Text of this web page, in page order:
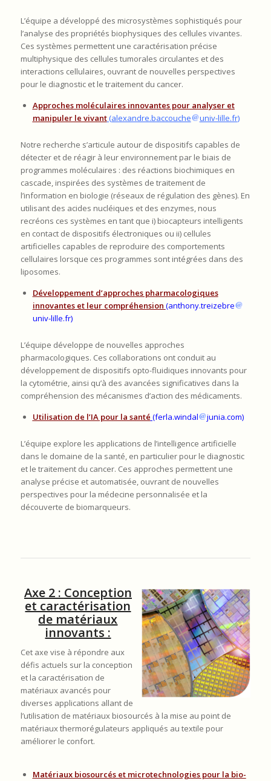
L’équipe a développé des microsystèmes sophistiqués pour
l’analyse des propriétés biophysiques des cellules vivantes.
Ces systèmes permettent une caractérisation précise
multiphysique des cellules tumorales circulantes et des
interactions cellulaires, ouvrant de nouvelles perspectives
pour le diagnostic et le traitement du cancer.
Approchesmoléculaires innovantes pour analyser et
manipuler le vivant(alexandre.baccouche univ-lille.fr)
Notre recherche s’articule autour de dispositifs capables de
détecter et de réagir à leur environnement par le biais de
programmes moléculaires : des réactions biochimiques en
cascade, inspirées des systèmes de traitement de
l’information en biologie (réseaux de régulation des gènes). En
utilisant des acides nucléiques et des enzymes, nous
recréons ces systèmes en tant que i) biocapteurs intelligents
en contact de dispositifs électroniques ou ii) cellules
artificielles capables de reproduire des comportements
cellulaires lorsque ces programmes sont intégrées dans des
liposomes.
Développement d’approches pharmacologiques
innovantes et leur compréhension (anthony.treizebre
univ-lille.fr)
L’équipe développe de nouvelles approches
pharmacologiques. Ces collaborations ont conduit au
développement de dispositifs opto-fluidiques innovants pour
la cytométrie, ainsi qu’à des avancées significatives dans la
compréhension des mécanismes d’action des médicaments.
Utilisation de l’IA pour la santé (ferla.windal junia.com)
L’équipe explore les applications de l’intelligence artificielle
dans le domaine de la santé, en particulier pour le diagnostic
et le traitement du cancer. Ces approches permettent une
analyse précise et automatisée, ouvrant de nouvelles
perspectives pour la médecine personnalisée et la
découverte de biomarqueurs.
Axe 2 : Conception
et caractérisation
de matériaux
innovants :
Cet axe vise à répondre aux
défis actuels sur la conception
et la caractérisation de
matériaux avancés pour
diverses applications allant de
l’utilisation de matériaux biosourcés à la mise au point de
matériaux thermorégulateurs appliqués au textile pour
améliorer le confort.
Matériaux biosourcés et microtechnologies pour la bio-